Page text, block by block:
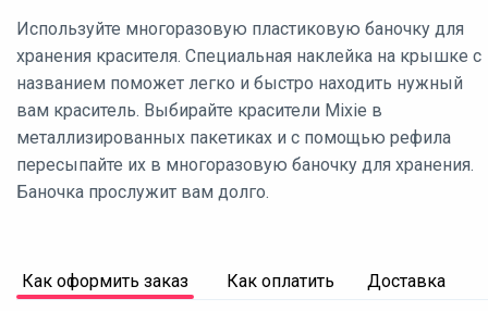
Используйте многоразовую пластиковую баночку для
хранения красителя. Специальная наклейка на крышке с
названием поможет легко и быстро находить нужный
вам краситель. Выбирайте красители Mixie в
металлизированных пакетиках и с помощью рефила
пересыпайте их в многоразовую баночку для хранения.
Баночка прослужит вам долго.
Как оформить заказ Как оплатить Доставка